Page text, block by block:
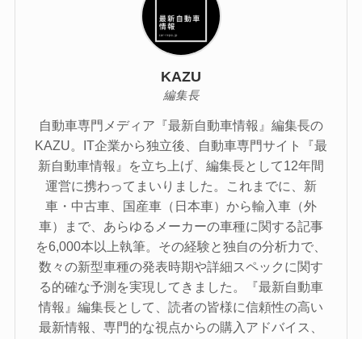
KAZU
編集長
自動車専門メディア『最新自動車情報』編集長の
KAZU。IT企業から独立後、自動車専門サイト『最
新自動車情報』を立ち上げ、編集長として12年間
運営に携わってまいりました。これまでに、新
車・中古車、国産車（日本車）から輸入車（外
車）まで、あらゆるメーカーの車種に関する記事
を6,000本以上執筆。その経験と独自の分析力で、
数々の新型車種の発表時期や詳細スペックに関す
る的確な予測を実現してきました。『最新自動車
情報』編集長として、読者の皆様に信頼性の高い
最新情報、専門的な視点からの購入アドバイス、